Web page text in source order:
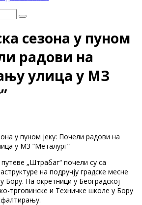
сезона у пуном
радови на
улица у МЗ
у пуном јеку: Почели радови на
у МЗ “Металург”
„Штрабаг“ почели су са
на подручју градске месне
Бору. На окретници у Београдској
трговинске и Техничке школе у Бору